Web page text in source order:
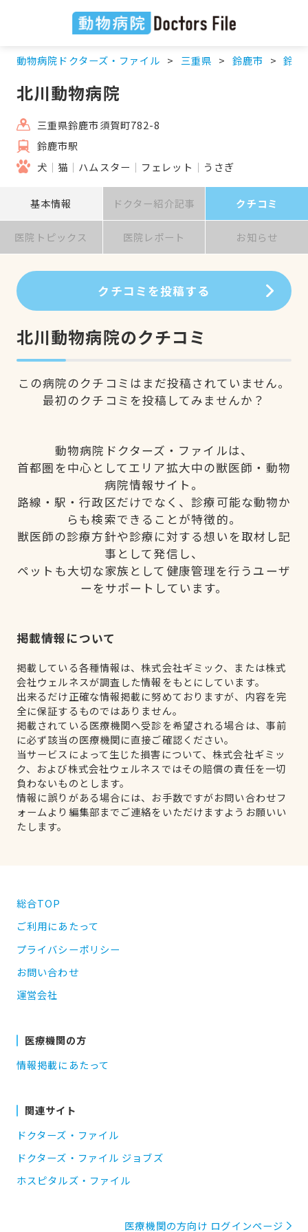
動物病院ドクターズ・ファイル 三重県 鈴鹿市 鈴鹿
北川動物病院
三重県鈴鹿市須賀町782-8
鈴鹿市駅
犬
猫 ハムスター フェレット うさぎ
基本情報 ドクター紹介記事 クチコミ
医院トピックス 医院レポート お知らせ
クチコミを投稿する
北川動物病院のクチコミ
この病院のクチコミはまだ投稿されていません。
最初のクチコミを投稿してみませんか？
動物病院ドクターズ・ファイルは、
首都圏を中心としてエリア拡大中の獣医師・動物
病院情報サイト。
路線・駅・行政区だけでなく、診療可能な動物か
らも検索できることが特徴的。
獣医師の診療方針や診療に対する想いを取材し記
事として発信し、
ペットも大切な家族として健康管理を行うユーザ
ーをサポートしています。
掲載情報について
掲載している各種情報は、株式会社ギミック、または株式
会社ウェルネスが調査した情報をもとにしています。
出来るだけ正確な情報掲載に努めておりますが、内容を完
全に保証するものではありません。
掲載されている医療機関へ受診を希望される場合は、事前
に必ず該当の医療機関に直接ご確認ください。
当サービスによって生じた損害について、株式会社ギミッ
ク、および株式会社ウェルネスではその賠償の責任を一切
負わないものとします。
情報に誤りがある場合には、お手数ですがお問い合わせフ
ォームより編集部までご連絡をいただけますようお願いい
たします。
総合TOP
ご利用にあたって
プライバシーポリシー
お問い合わせ
運営会社
医療機関の方
情報掲載にあたって
関連サイト
ドクターズ・ファイル
ドクターズ・ファイル ジョブズ
ホスピタルズ・ファイル
医療機関の方向け ログインページ